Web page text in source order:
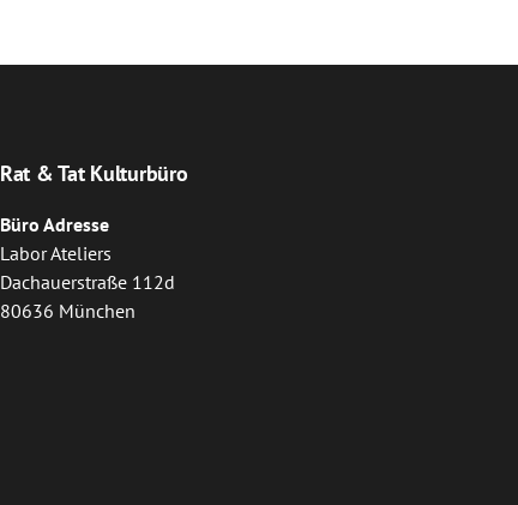
Rat & Tat Kulturbüro
Büro Adresse
Labor Ateliers
Dachauerstraße 112d
80636 München